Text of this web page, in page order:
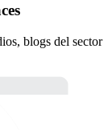
blogs del sector